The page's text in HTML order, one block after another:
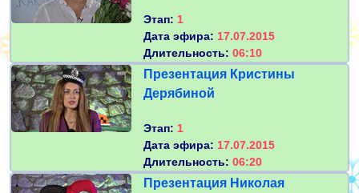
Этап: 1
Дата эфира: 17.07.2015
Длительность: 06:10
Презентация Кристины
Дерябиной
Этап: 1
Дата эфира: 17.07.2015
Длительность: 06:20
Презентация Николая